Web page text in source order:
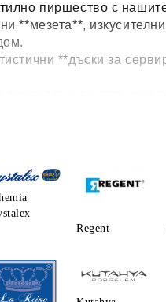
пиршество с
**мезета**,
**дъски за
сирената и виното, или
всяко хранене в празник!
Regent